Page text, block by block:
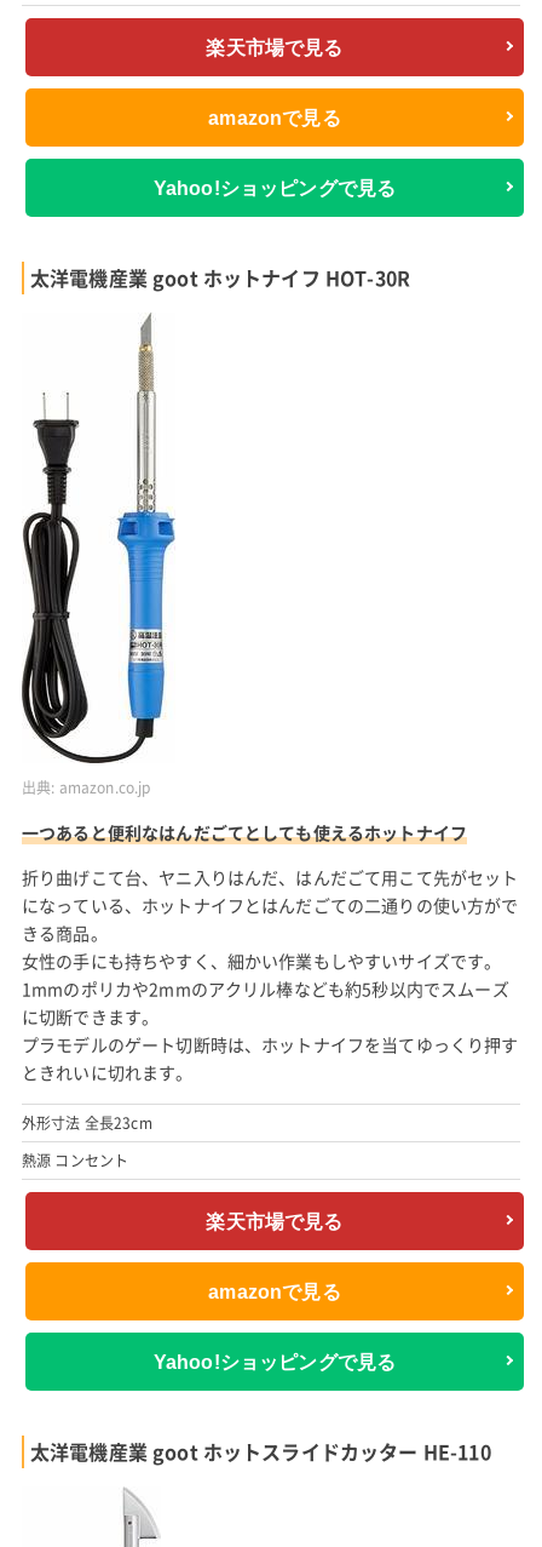
楽天市場で見る
amazonで見る
Yahoo!ショッピングで見る
太洋電機産業 goot ホットナイフ HOT-30R
出典: amazon.co.jp
一つあると便利なはんだごてとしても使えるホットナイフ
折り曲げこて台、ヤニ入りはんだ、はんだごて用こて先がセット
になっている、ホットナイフとはんだごての二通りの使い方がで
きる商品。
女性の手にも持ちやすく、細かい作業もしやすいサイズです。
1mmのポリカや2mmのアクリル棒なども約5秒以内でスムーズ
に切断できます。
プラモデルのゲート切断時は、ホットナイフを当てゆっくり押す
ときれいに切れます。
外形寸法 全長23cm
熱源 コンセント
楽天市場で見る
amazonで見る
Yahoo!ショッピングで見る
太洋電機産業 goot ホットスライドカッター HE-110